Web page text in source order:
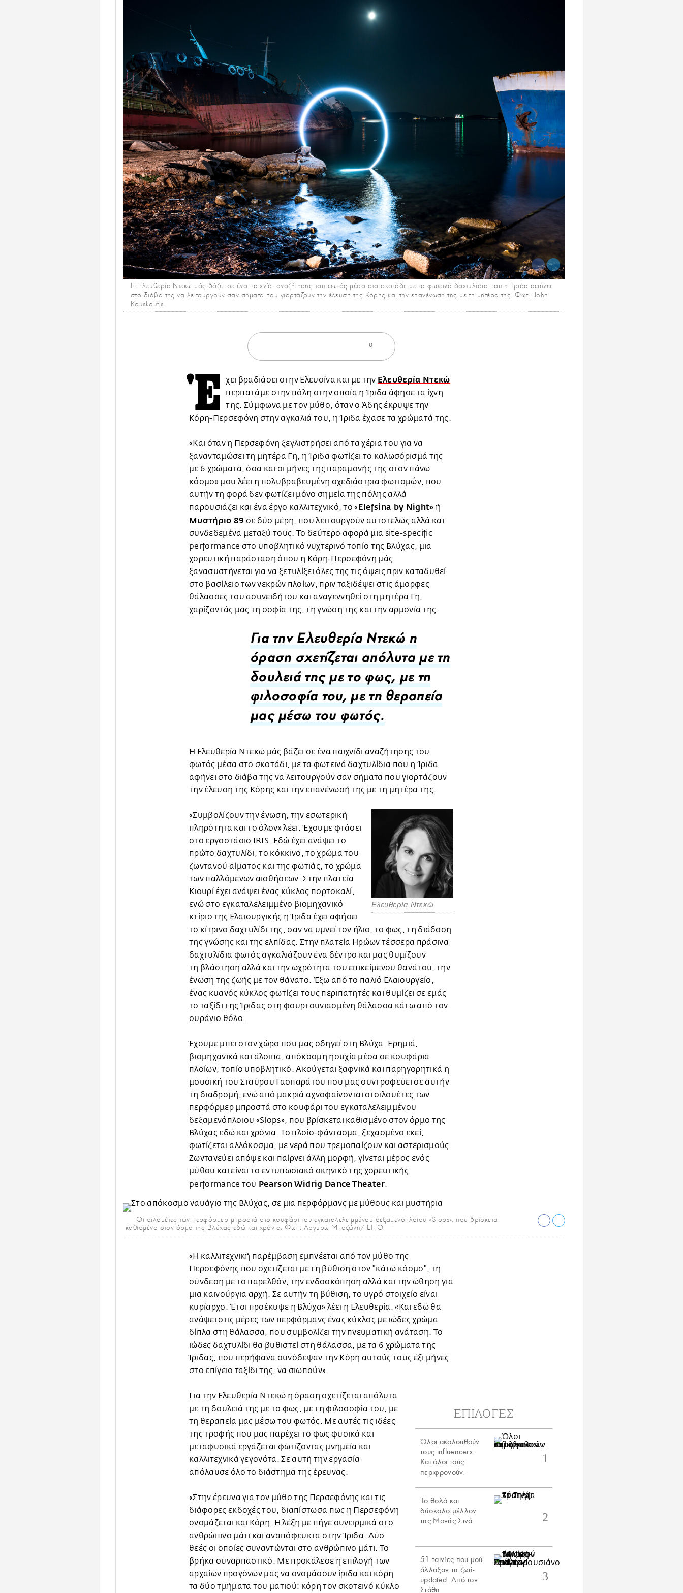
Η Ελευθερία Ντεκώ μάς βάζει σε ένα παιχνίδι αναζήτησης του φωτός μέσα στο σκοτάδι, με τα φωτεινά δαχτυλίδια που η Ίριδα αφήνει
στο διάβα της να λειτουργούν σαν σήματα που γιορτάζουν την έλευση της Κόρης και την επανένωσή της με τη μητέρα της. Φωτ.: John
Kouskoutis
0
Έ χει βραδιάσει στην Ελευσίνα και με την Ελευθερία Ντεκώ
περπατάμε στην πόλη στην οποία η Ίριδα άφησε τα ίχνη
της. Σύμφωνα με τον μύθο, όταν ο Άδης έκρυψε την
Κόρη-Περσεφόνη στην αγκαλιά του, η Ίριδα έχασε τα χρώματά της.
«Και όταν η Περσεφόνη ξεγλιστρήσει από τα χέρια του για να
ξανανταμώσει τη μητέρα Γη, η Ίριδα φωτίζει το καλωσόρισμά της
με 6 χρώματα, όσα και οι μήνες της παραμονής της στον πάνω
κόσμο» μου λέει η πολυβραβευμένη σχεδιάστρια φωτισμών, που
αυτήν τη φορά δεν φωτίζει μόνο σημεία της πόλης αλλά
παρουσιάζει και ένα έργο καλλιτεχνικό, το «Elefsina by Night» ή
Μυστήριο 89 σε δύο μέρη, που λειτουργούν αυτοτελώς αλλά και
συνδεδεμένα μεταξύ τους. Το δεύτερο αφορά μια site-specific
performance στο υποβλητικό νυχτερινό τοπίο της Βλύχας, μια
χορευτική παράσταση όπου η Κόρη-Περσεφόνη μάς
ξανασυστήνεται για να ξετυλίξει όλες της τις όψεις πριν καταδυθεί
στο βασίλειο των νεκρών πλοίων, πριν ταξιδέψει στις άμορφες
θάλασσες του ασυνειδήτου και αναγεννηθεί στη μητέρα Γη,
χαρίζοντάς μας τη σοφία της, τη γνώση της και την αρμονία της.
Για την Ελευθερία Ντεκώ η
όραση σχετίζεται απόλυτα με τη
δουλειά της με το φως, με τη
φιλοσοφία του, με τη θεραπεία
μας μέσω του φωτός.
Η Ελευθερία Ντεκώ μάς βάζει σε ένα παιχνίδι αναζήτησης του
φωτός μέσα στο σκοτάδι, με τα φωτεινά δαχτυλίδια που η Ίριδα
αφήνει στο διάβα της να λειτουργούν σαν σήματα που γιορτάζουν
την έλευση της Κόρης και την επανένωσή της με τη μητέρα της.
Ελευθερία Ντεκώ
«Συμβολίζουν την ένωση, την εσωτερική
πληρότητα και το όλον» λέει. Έχουμε φτάσει
στο εργοστάσιο IRIS. Εδώ έχει ανάψει το
πρώτο δαχτυλίδι, το κόκκινο, το χρώμα του
ζωντανού αίματος και της φωτιάς, το χρώμα
των παλλόμενων αισθήσεων. Στην πλατεία
Κιουρί έχει ανάψει ένας κύκλος πορτοκαλί,
ενώ στο εγκαταλελειμμένο βιομηχανικό
κτίριο της Ελαιουργικής η Ίριδα έχει αφήσει
το κίτρινο δαχτυλίδι της, σαν να υμνεί τον ήλιο, το φως, τη διάδοση
της γνώσης και της ελπίδας. Στην πλατεία Ηρώων τέσσερα πράσινα
δαχτυλίδια φωτός αγκαλιάζουν ένα δέντρο και μας θυμίζουν
τη βλάστηση αλλά και την ωχρότητα του επικείμενου θανάτου, την
ένωση της ζωής με τον θάνατο. Έξω από το παλιό Ελαιουργείο,
ένας κυανός κύκλος φωτίζει τους περιπατητές και θυμίζει σε εμάς
το ταξίδι της Ίριδας στη φουρτουνιασμένη θάλασσα κάτω από τον
ουράνιο θόλο.
Έχουμε μπει στον χώρο που μας οδηγεί στη Βλύχα. Ερημιά,
βιομηχανικά κατάλοιπα, απόκοσμη ησυχία μέσα σε κουφάρια
πλοίων, τοπίο υποβλητικό. Ακούγεται ξαφνικά και παρηγορητικά η
μουσική του Σταύρου Γασπαράτου που μας συντροφεύει σε αυτήν
τη διαδρομή, ενώ από μακριά αχνοφαίνονται οι σιλουέτες των
περφόρμερ μπροστά στο κουφάρι του εγκαταλελειμμένου
δεξαμενόπλοιου «Slops», που βρίσκεται καθισμένο στον όρμο της
Βλύχας εδώ και χρόνια. Το πλοίο-φάντασμα, ξεχασμένο εκεί,
φωτίζεται αλλόκοσμα, με νερά που τρεμοπαίζουν και αστερισμούς.
Ζωντανεύει απόψε και παίρνει άλλη μορφή, γίνεται μέρος ενός
μύθου και είναι το εντυπωσιακό σκηνικό της χορευτικής
performance του Pearson Widrig Dance Theater.
Oι σιλουέτες των περφόρμερ μπροστά στο κουφάρι του εγκαταλελειμμένου δεξαμενόπλοιου «Slops», που βρίσκεται
καθισμένο στον όρμο της Βλύχας εδώ και χρόνια. Φωτ.: Αργυρώ Μποζώνη/ LIFO
«Η καλλιτεχνική παρέμβαση εμπνέεται από τον μύθο της
Περσεφόνης που σχετίζεται με τη βύθιση στον "κάτω κόσμο", τη
σύνδεση με το παρελθόν, την ενδοσκόπηση αλλά και την ώθηση για
μια καινούργια αρχή. Σε αυτήν τη βύθιση, το υγρό στοιχείο είναι
κυρίαρχο. Έτσι προέκυψε η Βλύχα» λέει η Ελευθερία. «Και εδώ θα
ανάψει στις μέρες των περφόρμανς ένας κύκλος με ιώδες χρώμα
δίπλα στη θάλασσα, που συμβολίζει την πνευματική ανάταση. Το
ιώδες δαχτυλίδι θα βυθιστεί στη θάλασσα, με τα 6 χρώματα της
Ίριδας, που περήφανα συνόδεψαν την Κόρη αυτούς τους έξι μήνες
στο επίγειο ταξίδι της, να σιωπούν».
ΕΠΙΛΟΓΕΣ
Όλοι ακολουθούν
τους influencers.
Και όλοι τους
περιφρονούν.
Το θολό και
δύσκολο μέλλον
της Μονής Σινά
51 ταινίες που μού
άλλαξαν τη ζωή-
updated. Aπό τον
Στάθη
Για την Ελευθερία Ντεκώ η όραση σχετίζεται απόλυτα
με τη δουλειά της με το φως, με τη φιλοσοφία του, με
τη θεραπεία μας μέσω του φωτός. Με αυτές τις ιδέες
της τροφής που μας παρέχει το φως φυσικά και
μεταφυσικά εργάζεται φωτίζοντας μνημεία και
καλλιτεχνικά γεγονότα. Σε αυτή την εργασία
απόλαυσε όλο το διάστημα της έρευνας.
«Στην έρευνα για τον μύθο της Περσεφόνης και τις
διάφορες εκδοχές του, διαπίστωσα πως η Περσεφόνη
ονομάζεται και Κόρη. Η λέξη με πήγε συνειρμικά στο
ανθρώπινο μάτι και αναπόφευκτα στην Ίριδα. Δύο
θεές οι οποίες συναντώνται στο ανθρώπινο μάτι. Το
βρήκα συναρπαστικό. Με προκάλεσε η επιλογή των
αρχαίων προγόνων μας να ονομάσουν ίριδα και κόρη
τα δύο τμήματα του ματιού: κόρη τον σκοτεινό κύκλο